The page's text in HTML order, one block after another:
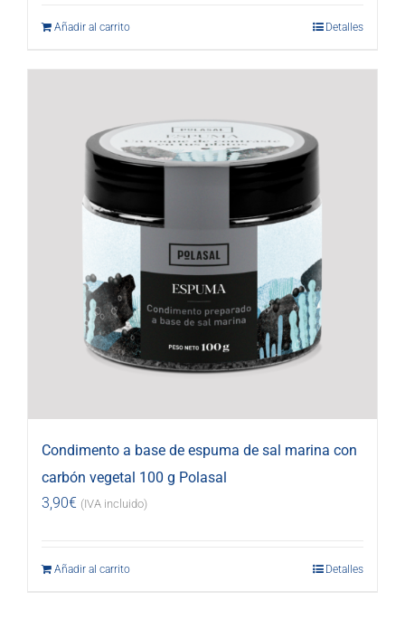
Añadir al carrito Detalles
Condimento a base de espuma de sal marina con
carbón vegetal 100 g Polasal
3,90€ (IVA incluido)
Añadir al carrito Detalles